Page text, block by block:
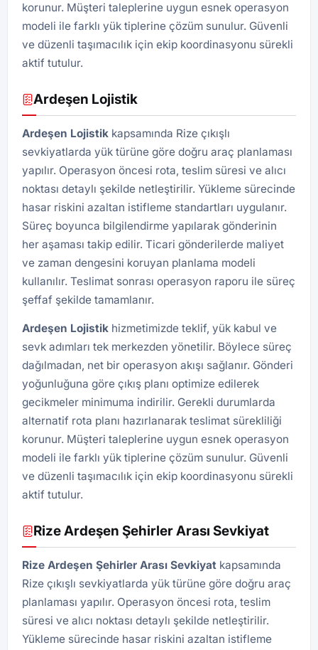
korunur. Müşteri taleplerine uygun esnek operasyon
modeli ile farklı yük tiplerine çözüm sunulur. Güvenli
ve düzenli taşımacılık için ekip koordinasyonu sürekli
aktif tutulur.
Ardeşen Lojistik
Ardeşen Lojistik kapsamında Rize çıkışlı
sevkiyatlarda yük türüne göre doğru araç planlaması
yapılır. Operasyon öncesi rota, teslim süresi ve alıcı
noktası detaylı şekilde netleştirilir. Yükleme sürecinde
hasar riskini azaltan istifleme standartları uygulanır.
Süreç boyunca bilgilendirme yapılarak gönderinin
her aşaması takip edilir. Ticari gönderilerde maliyet
ve zaman dengesini koruyan planlama modeli
kullanılır. Teslimat sonrası operasyon raporu ile süreç
şeffaf şekilde tamamlanır.
Ardeşen Lojistik hizmetimizde teklif, yük kabul ve
sevk adımları tek merkezden yönetilir. Böylece süreç
dağılmadan, net bir operasyon akışı sağlanır. Gönderi
yoğunluğuna göre çıkış planı optimize edilerek
gecikmeler minimuma indirilir. Gerekli durumlarda
alternatif rota planı hazırlanarak teslimat sürekliliği
korunur. Müşteri taleplerine uygun esnek operasyon
modeli ile farklı yük tiplerine çözüm sunulur. Güvenli
ve düzenli taşımacılık için ekip koordinasyonu sürekli
aktif tutulur.
Rize Ardeşen Şehirler Arası Sevkiyat
Rize Ardeşen Şehirler Arası Sevkiyat kapsamında
Rize çıkışlı sevkiyatlarda yük türüne göre doğru araç
planlaması yapılır. Operasyon öncesi rota, teslim
süresi ve alıcı noktası detaylı şekilde netleştirilir.
Yükleme sürecinde hasar riskini azaltan istifleme